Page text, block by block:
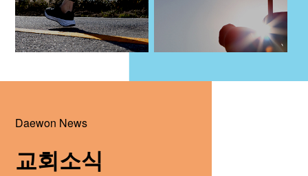
Daewon News
교회소식